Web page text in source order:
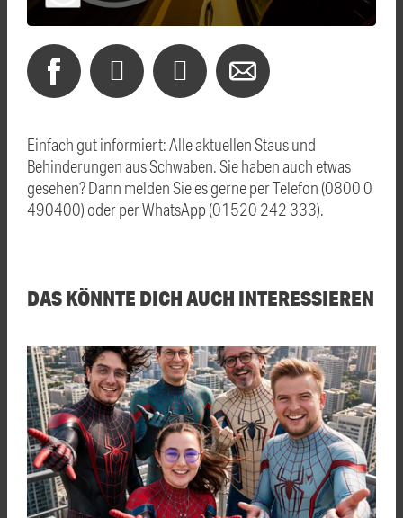
Einfach gut informiert: Alle aktuellen Staus und
Behinderungen aus Schwaben. Sie haben auch etwas
gesehen? Dann melden Sie es gerne per Telefon (0800 0
490400) oder per WhatsApp (01520 242 333).
DAS KÖNNTE DICH AUCH INTERESSIEREN